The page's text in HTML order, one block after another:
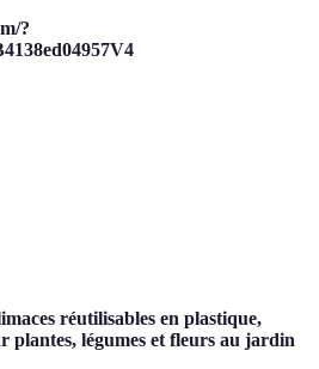
?
réutilisables en plastique,
plantes, légumes et fleurs au jardin